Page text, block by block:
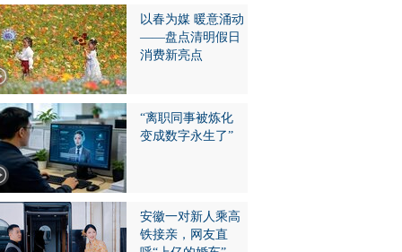
以春为媒 暖意涌动
——盘点清明假日
消费新亮点
“离职同事被炼化
变成数字永生了”
安徽一对新人乘高
铁接亲，网友直